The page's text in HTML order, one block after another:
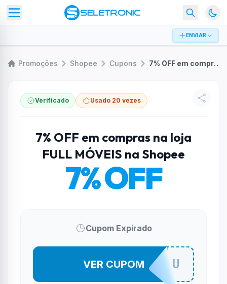
ENVIAR
Promoções Shopee Cupons 7% OFF em compras na loja FULL MÓVEIS na Shopee
Verificado Usado 20 vezes
7% OFF em compras na loja
FULL MÓVEIS na Shopee
7% OFF
Cupom Expirado
MJCOPRODU
VER CUPOM